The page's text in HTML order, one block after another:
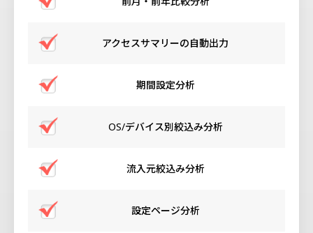
アクセスサマリーの自動出力
期間設定分析
OS/デバイス別絞込み分析
流入元絞込み分析
設定ページ分析